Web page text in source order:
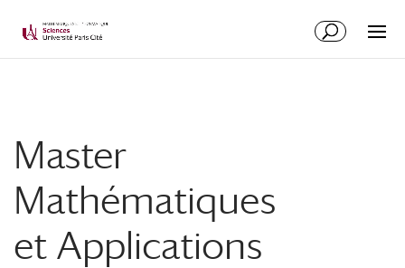
Master
Mathématiques
et Applications